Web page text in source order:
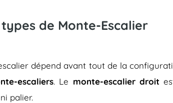
de Monte-Escalier
dépend avant tout de la
escaliers. Le monte-escalier droit
palier.